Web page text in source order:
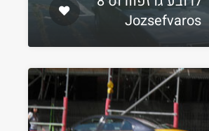
Jozsefvaros